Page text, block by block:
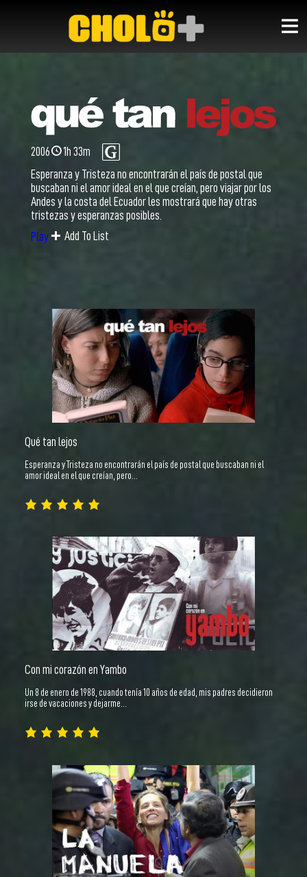
2006
1h 33m
Esperanza y Tristeza no encontrarán el país de postal que
buscaban ni el amor ideal en el que creían, pero viajar por los
Andes y la costa del Ecuador les mostrará que hay otras
tristezas y esperanzas posibles.
Play
Add To List
Qué tan lejos
Esperanza y Tristeza no encontrarán el país de postal que buscaban ni el
amor ideal en el que creían, pero…
Con mi corazón en Yambo
Un 8 de enero de 1988, cuando tenía 10 años de edad, mis padres decidieron
irse de vacaciones y dejarme…